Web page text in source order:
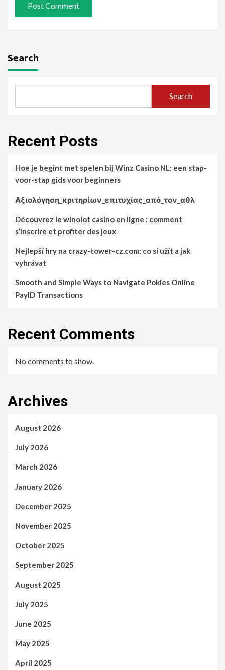
Search
Search
Recent Posts
Hoe je begint met spelen bij Winz Casino NL: een stap-
voor-stap gids voor beginners
Αξιολόγηση_κριτηρίων_επιτυχίας_από_τον_αθλ
Découvrez le winolot casino en ligne : comment
s’inscrire et profiter des jeux
Nejlepší hry na crazy-tower-cz.com: co si užít a jak
vyhrávat
Smooth and Simple Ways to Navigate Pokies Online
PayID Transactions
Recent Comments
No comments to show.
Archives
August 2026
July 2026
March 2026
January 2026
December 2025
November 2025
October 2025
September 2025
August 2025
July 2025
June 2025
May 2025
April 2025